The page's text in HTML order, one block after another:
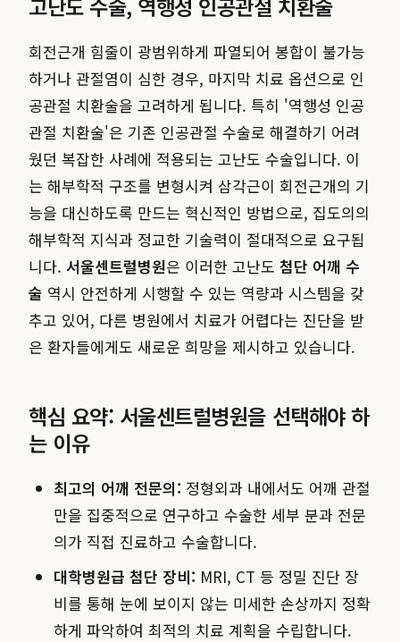
고난도 수술, 역행성 인공관절 치환술
회전근개 힘줄이 광범위하게 파열되어 봉합이 불가능
하거나 관절염이 심한 경우, 마지막 치료 옵션으로 인
공관절 치환술을 고려하게 됩니다. 특히 '역행성 인공
관절 치환술'은 기존 인공관절 수술로 해결하기 어려
웠던 복잡한 사례에 적용되는 고난도 수술입니다. 이
는 해부학적 구조를 변형시켜 삼각근이 회전근개의 기
능을 대신하도록 만드는 혁신적인 방법으로, 집도의의
해부학적 지식과 정교한 기술력이 절대적으로 요구됩
니다. 서울센트럴병원은 이러한 고난도 첨단 어깨 수
술 역시 안전하게 시행할 수 있는 역량과 시스템을 갖
추고 있어, 다른 병원에서 치료가 어렵다는 진단을 받
은 환자들에게도 새로운 희망을 제시하고 있습니다.
핵심 요약: 서울센트럴병원을 선택해야 하
는 이유
최고의 어깨 전문의: 정형외과 내에서도 어깨 관절
만을 집중적으로 연구하고 수술한 세부 분과 전문
의가 직접 진료하고 수술합니다.
대학병원급 첨단 장비: MRI, CT 등 정밀 진단 장
비를 통해 눈에 보이지 않는 미세한 손상까지 정확
하게 파악하여 최적의 치료 계획을 수립합니다.